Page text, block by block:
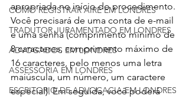
COMO REGISTRAR AIRE EM LONDRES
TRADUTOR JURAMENTADO EM LONDRES
ADVOGADOS EM LONDRES
ASSESSORIA EM LONDRES
ESCRITORIO DE ADVOCACIA EM LONDRES
apropriada no início do procedimento.
Você precisará de uma conta de e-mail
e uma senha (comprimento mínimo de
8 caracteres, comprimento máximo de
16 caracteres, pelo menos uma letra
maiúscula, um número, um caractere
especial). Em seguida, você poderá